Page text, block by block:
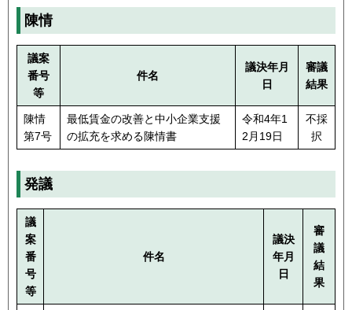
陳情
議案
番号
等
件名
議決年月
日
審議
結果
陳情
第7号
最低賃金の改善と中小企業支援
の拡充を求める陳情書
令和4年1
2月19日
不採
択
発議
議
案
番
号
等
件名
議決
年月
日
審
議
結
果